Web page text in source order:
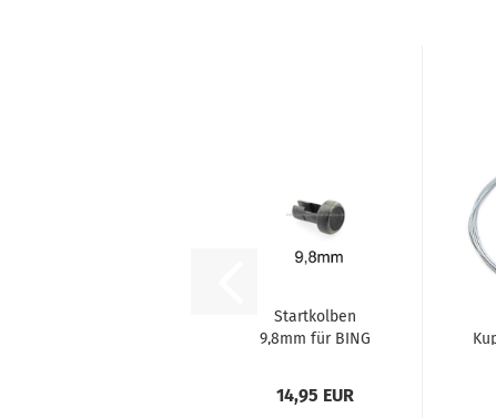
Startkolben
9,8mm für BING
14,95 EUR